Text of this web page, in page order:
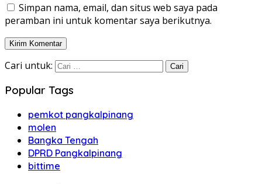
Simpan nama, email, dan situs web saya pada
peramban ini untuk komentar saya berikutnya.
Cari untuk:
Popular Tags
pemkot pangkalpinang
molen
Bangka Tengah
DPRD Pangkalpinang
bittime